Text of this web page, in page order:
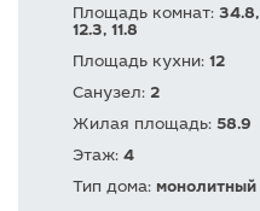
Площадь комнат: 34.8,
12.3, 11.8
Площадь кухни: 12
Санузел: 2
Жилая площадь: 58.9
Этаж: 4
Тип дома: монолитный